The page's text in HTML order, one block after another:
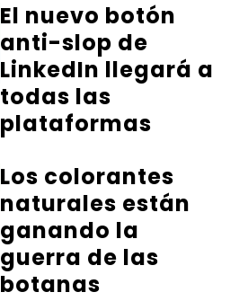
El nuevo botón
anti-slop de
LinkedIn llegará a
todas las
plataformas
Los colorantes
naturales están
ganando la
guerra de las
botanas